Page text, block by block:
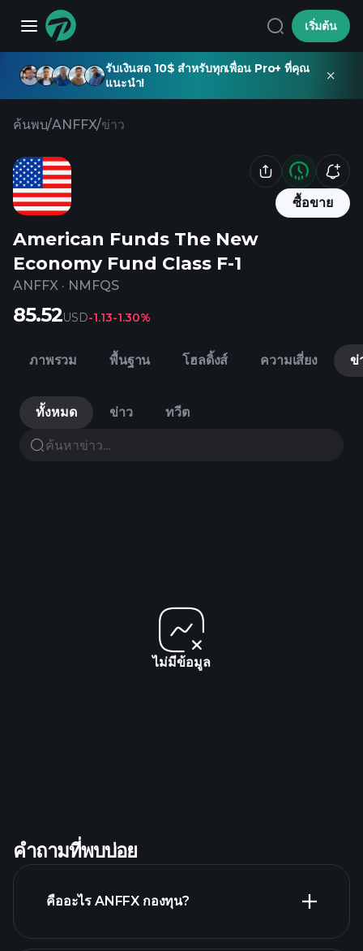
เริ่มต้น
รับเงินสด 10$ สำหรับทุกเพื่อน Pro+ ที่คุณ
แนะนำ!
ค้นพบ/ANFFX/ข่าว
ซื้อขาย
American Funds The New
Economy Fund Class F-1
ANFFX · NMFQS
85.52USD-1.13-1.30%
ภาพรวม พื้นฐาน โฮลดิ้งส์ ความเสี่ยง ข่
ทั้งหมด ข่าว ทวีต
ไม่มีข้อมูล
คำถามที่พบบ่อย
คืออะไร ANFFX กองทุน?